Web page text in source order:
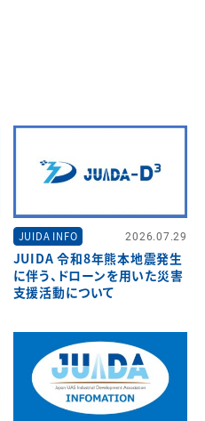
JUIDA INFO 2026.07.29
JUIDA 令和8年熊本地震発生
に伴う、ドローンを用いた災害
支援活動について